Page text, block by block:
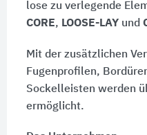
lose zu verlegende
CORE, LOOSE-LAYund
Mit der zusätzlichen
Fugenprofilen,
Sockelleisten werden
ermöglicht.